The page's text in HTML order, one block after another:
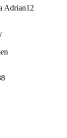
Adrian12